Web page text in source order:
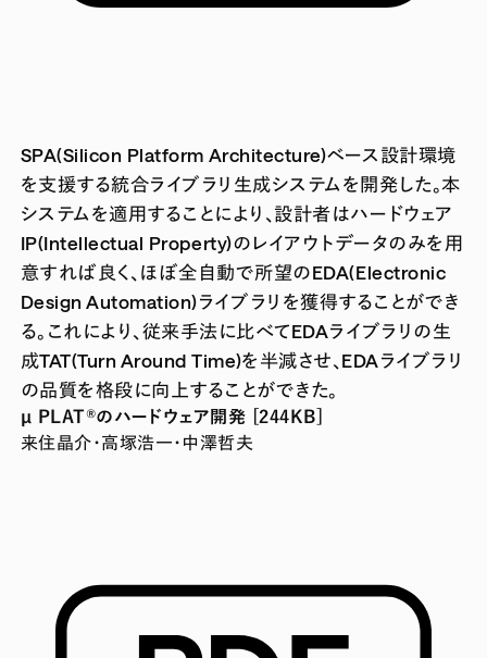
SPA(Silicon Platform Architecture)ベース設計環境
を支援する統合ライブラリ生成システムを開発した。本
システムを適用することにより、設計者はハードウェア
IP(Intellectual Property)のレイアウトデータのみを用
意すれば良く、ほぼ全自動で所望のEDA(Electronic
Design Automation)ライブラリを獲得することができ
る。これにより、従来手法に比べてEDAライブラリの生
成TAT(Turn Around Time)を半減させ、EDAライブラリ
の品質を格段に向上することができた。
µ PLAT®のハードウェア開発 [244KB]
来住晶介・高塚浩一・中澤哲夫